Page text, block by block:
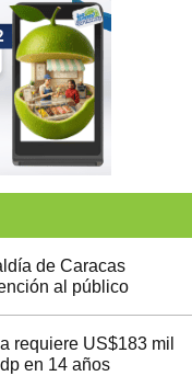
de Caracas
al público
requiere US$183 mil
en 14 años